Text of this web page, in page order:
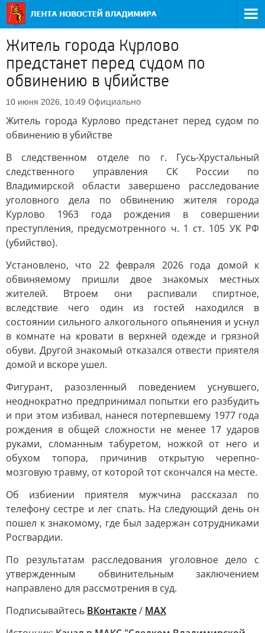
Житель города Курлово
предстанет перед судом по
обвинению в убийстве
10 июня 2026, 10:49 Официально
Житель города Курлово предстанет перед судом по
обвинению в убийстве
В следственном отделе по г. Гусь-Хрустальный
следственного управления СК России по
Владимирской области завершено расследование
уголовного дела по обвинению жителя города
Курлово 1963 года рождения в совершении
преступления, предусмотренного ч. 1 ст. 105 УК РФ
(убийство).
Установлено, что 22 февраля 2026 года домой к
обвиняемому пришли двое знакомых местных
жителей. Втроем они распивали спиртное,
вследствие чего один из гостей находился в
состоянии сильного алкогольного опьянения и уснул
в комнате на кровати в верхней одежде и грязной
обуви. Другой знакомый отказался отвести приятеля
домой и вскоре ушел.
Фигурант, разозленный поведением уснувшего,
неоднократно предпринимал попытки его разбудить
и при этом избивал, нанеся потерпевшему 1977 года
рождения в общей сложности не менее 17 ударов
руками, сломанным табуретом, ножкой от него и
обухом топора, причинив открытую черепно-
мозговую травму, от которой тот скончался на месте.
Об избиении приятеля мужчина рассказал по
телефону сестре и лег спать. На следующий день он
пошел к знакомому, где был задержан сотрудниками
Росгвардии.
По результатам расследования уголовное дело с
утвержденным обвинительным заключением
направлено для рассмотрения в суд.
Подписывайтесь ВКонтакте/ MAX